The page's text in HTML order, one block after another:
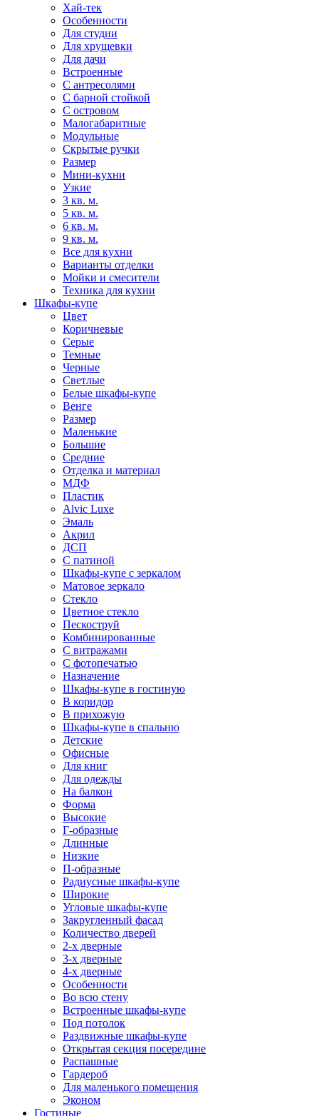
Хай-тек
Особенности
Для студии
Для хрущевки
Для дачи
Встроенные
С антресолями
С барной стойкой
С островом
Малогабаритные
Модульные
Скрытые ручки
Размер
Мини-кухни
Узкие
3 кв. м.
5 кв. м.
6 кв. м.
9 кв. м.
Все для кухни
Варианты отделки
Мойки и смесители
Техника для кухни
Шкафы-купе
Цвет
Коричневые
Серые
Темные
Черные
Светлые
Белые шкафы-купе
Венге
Размер
Маленькие
Большие
Средние
Отделка и материал
МДФ
Пластик
Alvic Luxe
Эмаль
Акрил
ДСП
С патиной
Шкафы-купе с зеркалом
Матовое зеркало
Стекло
Цветное стекло
Пескоструй
Комбинированные
С витражами
С фотопечатью
Назначение
Шкафы-купе в гостиную
В коридор
В прихожую
Шкафы-купе в спальню
Детские
Офисные
Для книг
Для одежды
На балкон
Форма
Высокие
Г-образные
Длинные
Низкие
П-образные
Радиусные шкафы-купе
Широкие
Угловые шкафы-купе
Закругленный фасад
Количество дверей
2-х дверные
3-х дверные
4-х дверные
Особенности
Во всю стену
Встроенные шкафы-купе
Под потолок
Раздвижные шкафы-купе
Открытая секция посередине
Распашные
Гардероб
Для маленького помещения
Эконом
Гостиные